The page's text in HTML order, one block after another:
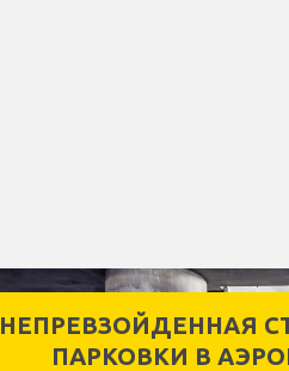
НЕПРЕВЗОЙДЕННАЯ
ПАРКОВКИ В